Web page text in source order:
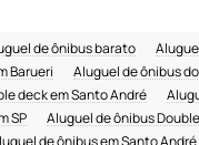
de ônibus barato
Barueri
Aluguel de ônibus
deck em Santo André
SP
Aluguel de ônibus
de ônibus em Santo André